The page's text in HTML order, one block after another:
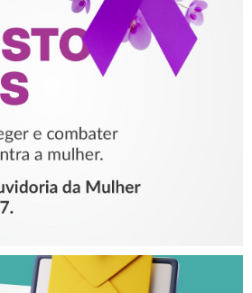
LILÁS – ACOLHER,
E COMBATER A
CONTRA A
MULHER